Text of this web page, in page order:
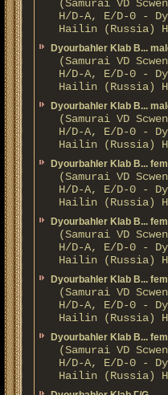
(Samurai VD
H/D-A, E/D-0 -
Hailin (Russia)
Dyourbahler Klab B...
(Samurai VD
H/D-A, E/D-0 -
Hailin (Russia)
Dyourbahler Klab B...
(Samurai VD
H/D-A, E/D-0 -
Hailin (Russia)
Dyourbahler Klab B...
(Samurai VD
H/D-A, E/D-0 -
Hailin (Russia)
Dyourbahler Klab B...
(Samurai VD
H/D-A, E/D-0 -
Hailin (Russia)
Dyourbahler Klab B...
(Samurai VD
H/D-A, E/D-0 -
Hailin (Russia)
Dyourbahler Klab B...
(Samurai VD
H/D-A, E/D-0 -
Hailin (Russia)